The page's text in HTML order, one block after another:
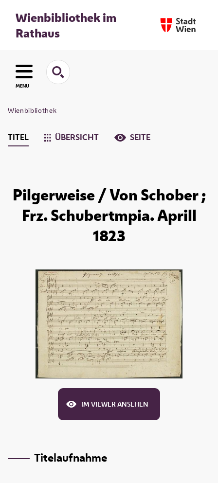
Wienbibliothek im
Rathaus
MENU
Wienbibliothek
TITEL ÜBERSICHT SEITE
Pilgerweise / Von Schober ;
Frz. Schubertmpia. Aprill
1823
IM VIEWER ANSEHEN
Titelaufnahme